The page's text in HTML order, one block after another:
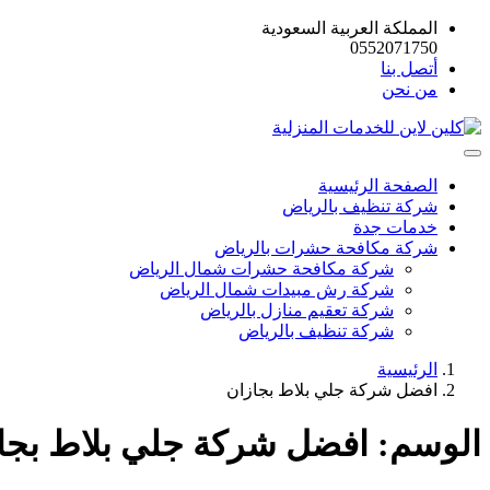
المملكة العربية السعودية
0552071750
أتصل بنا
من نحن
الصفحة الرئيسية
شركة تنظيف بالرياض
خدمات جدة
شركة مكافحة حشرات بالرياض
شركة مكافحة حشرات شمال الرياض
شركة رش مبيدات شمال الرياض
شركة تعقيم منازل بالرياض
شركة تنظيف بالرياض
الرئيسية
افضل شركة جلي بلاط بجازان
الوسم: افضل شركة جلي بلاط